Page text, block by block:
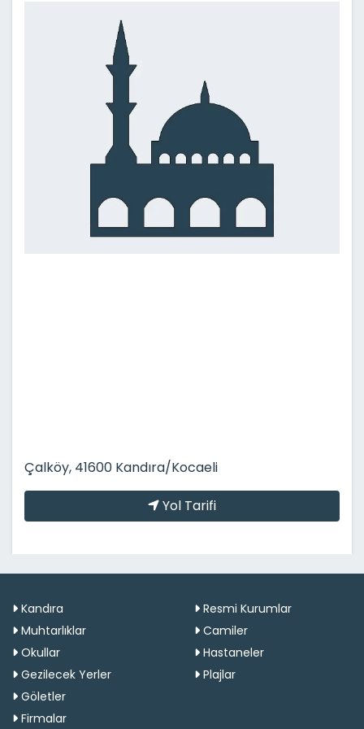
Çalköy, 41600 Kandıra/Kocaeli
Yol Tarifi
Kandıra
Resmi Kurumlar
Muhtarlıklar
Camiler
Okullar
Hastaneler
Gezilecek Yerler
Plajlar
Göletler
Firmalar